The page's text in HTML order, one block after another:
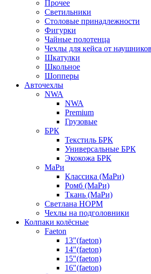
Прочее
Светильники
Столовые принадлежности
Фигурки
Чайные полотенца
Чехлы для кейса от наушников
Шкатулки
Школьное
Шопперы
Авточехлы
NWA
NWA
Premium
Грузовые
БРК
Текстиль БРК
Универсальные БРК
Экокожа БРК
МаРи
Классика (МаРи)
Ромб (МаРи)
Ткань (МаРи)
Светлана НОРМ
Чехлы на подголовники
Колпаки колёсные
Faeton
13"(faeton)
14"(faeton)
15"(faeton)
16"(faeton)